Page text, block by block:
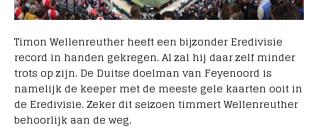
Timon Wellenreuther heeft een bijzonder Eredivisie
record in handen gekregen. Al zal hij daar zelf minder
trots op zijn. De Duitse doelman van Feyenoord is
namelijk de keeper met de meeste gele kaarten ooit in
de Eredivisie. Zeker dit seizoen timmert Wellenreuther
behoorlijk aan de weg.